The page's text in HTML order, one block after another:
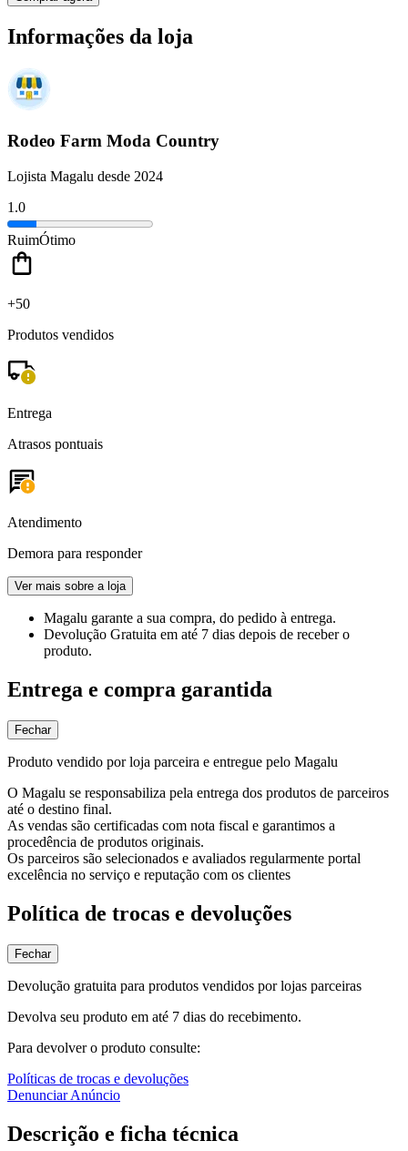
Informações da loja
Rodeo Farm Moda Country
Lojista Magalu desde 2024
1.0
RuimÓtimo
+50
Produtos vendidos
Entrega
Atrasos pontuais
Atendimento
Demora para responder
Ver mais sobre a loja
Magalu garante a sua compra, do pedido à entrega.
Devolução Gratuita em até 7 dias depois de receber o
produto.
Entrega e compra garantida
Fechar
Produto vendido por loja parceira e entregue pelo Magalu
O Magalu se responsabiliza pela entrega dos produtos de parceiros
até o destino final.
As vendas são certificadas com nota fiscal e garantimos a
procedência de produtos originais.
Os parceiros são selecionados e avaliados regularmente portal
excelência no serviço e reputação com os clientes
Política de trocas e devoluções
Fechar
Devolução gratuita para produtos vendidos por lojas parceiras
Devolva seu produto em até 7 dias do recebimento.
Para devolver o produto consulte:
Políticas de trocas e devoluções
Denunciar Anúncio
Descrição e ficha técnica